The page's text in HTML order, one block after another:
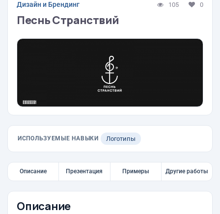
Дизайн и Брендинг 105 0
Песнь Странствий
ИСПОЛЬЗУЕМЫЕ НАВЫКИ Логотипы
Описание Презентация Примеры Другие работы
Описание